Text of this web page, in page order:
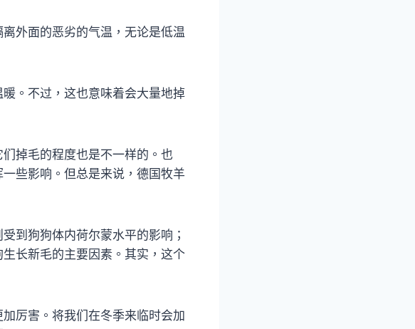
外面的恶劣的气温，无论是低温
。不过，这也意味着会大量地掉
掉毛的程度也是不一样的。也
些影响。但总是来说，德国牧羊
到狗狗体内荷尔蒙水平的影响；
长新毛的主要因素。其实，这个
厉害。将我们在冬季来临时会加